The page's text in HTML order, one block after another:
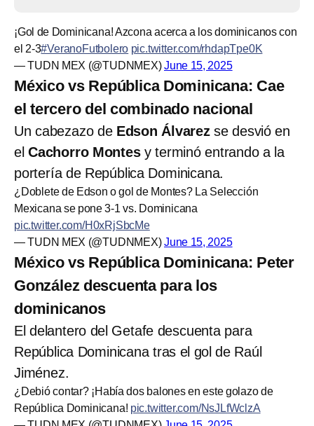
¡Gol de Dominicana! Azcona acerca a los dominicanos con
el 2-3#VeranoFutbolero pic.twitter.com/rhdapTpe0K
— TUDN MEX (@TUDNMEX)June 15, 2025
México vs República Dominicana: Cae
el tercero del combinado nacional
Un cabezazo de Edson Álvarezse desvió en
el Cachorro Montesy terminó entrando a la
portería de República Dominicana.
¿Doblete de Edson o gol de Montes? La Selección
Mexicana se pone 3-1 vs. Dominicana
pic.twitter.com/H0xRjSbcMe
— TUDN MEX (@TUDNMEX)June 15, 2025
México vs República Dominicana: Peter
González descuenta para los
dominicanos
El delantero del Getafe descuenta para
República Dominicana tras el gol de Raúl
Jiménez.
¿Debió contar? ¡Había dos balones en este golazo de
República Dominicana! pic.twitter.com/NsJLfWclzA